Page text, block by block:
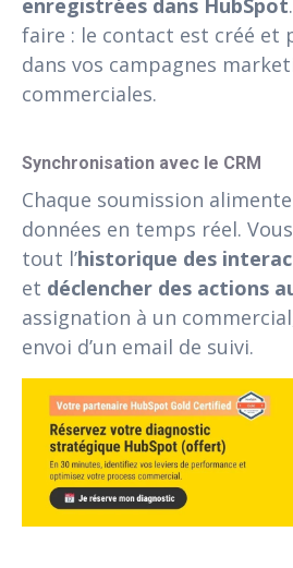
faire : le contact est créé et
dans vos campagnes
commerciales.
Synchronisation avec le CRM
Chaque soumission
données en temps réel.
tout l’historique des
et déclencher des actions
assignation à un
envoi d’un email de suivi.